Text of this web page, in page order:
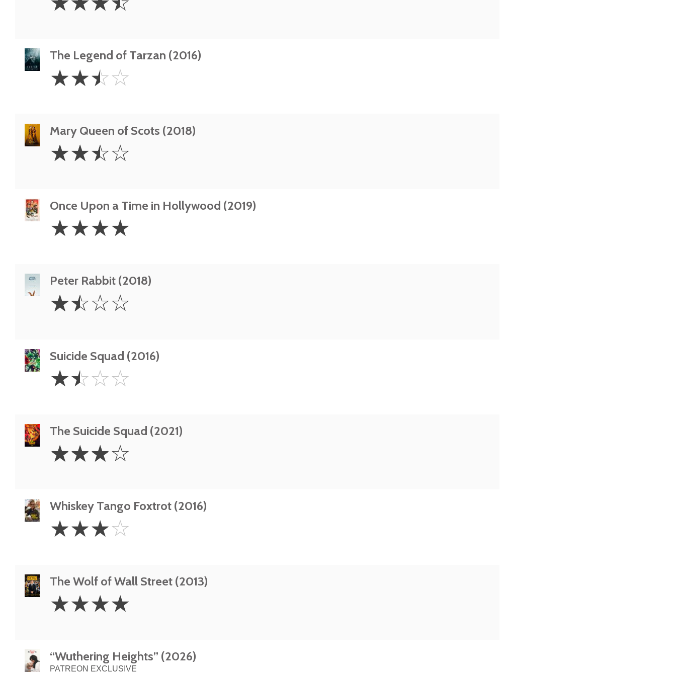
Stars
The Legend of Tarzan (2016)
2.5
Stars
☆☆☆☆
Mary Queen of Scots (2018)
2.5
Stars
☆☆☆☆
Once Upon a Time in Hollywood (2019)
Stars
☆☆☆☆
Peter Rabbit (2018)
1.5
Stars
☆☆☆☆
Suicide Squad (2016)
1.5
Stars
☆☆☆☆
The Suicide Squad (2021)
Stars
☆☆☆☆
Whiskey Tango Foxtrot (2016)
Stars
☆☆☆☆
The Wolf of Wall Street (2013)
Stars
☆☆☆☆
“Wuthering Heights” (2026)
PATREON EXCLUSIVE